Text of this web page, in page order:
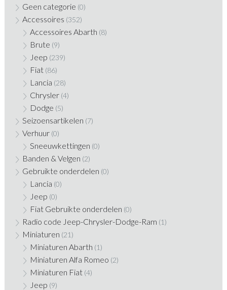
Geen categorie (0)
Accessoires (352)
Accessoires Abarth (8)
Brute (9)
Jeep (239)
Fiat (86)
Lancia (28)
Chrysler (4)
Dodge (5)
Seizoensartikelen (7)
Verhuur (0)
Sneeuwkettingen (0)
Banden & Velgen (2)
Gebruikte onderdelen (0)
Lancia (0)
Jeep (0)
Fiat Gebruikte onderdelen (0)
Radio code Jeep-Chrysler-Dodge-Ram (1)
Miniaturen (21)
Miniaturen Abarth (1)
Miniaturen Alfa Romeo (2)
Miniaturen Fiat (4)
Jeep (9)